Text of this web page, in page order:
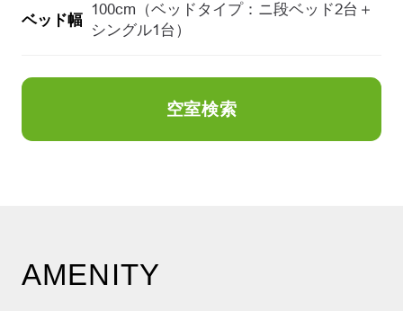
ベッド幅
100cm（ベッドタイプ：ニ段ベッド2台＋
シングル1台）
空室検索
AMENITY